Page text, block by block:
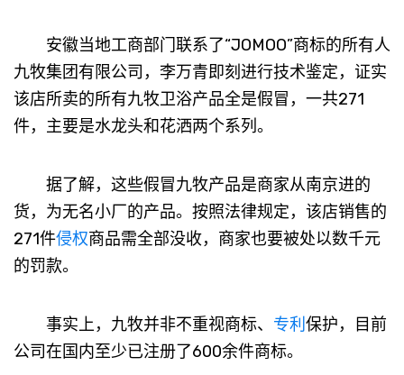
安徽当地工商部门联系了“JOMOO”商标的所有人
九牧集团有限公司，李万青即刻进行技术鉴定，证实
该店所卖的所有九牧卫浴产品全是假冒，一共271
件，主要是水龙头和花洒两个系列。
据了解，这些假冒九牧产品是商家从南京进的
货，为无名小厂的产品。按照法律规定，该店销售的
271件侵权商品需全部没收，商家也要被处以数千元
的罚款。
事实上，九牧并非不重视商标、 专利 保护，目前
公司在国内至少已注册了600余件商标。